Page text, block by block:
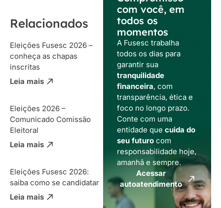
Relacionados
Eleições Fusesc 2026 –
conheça as chapas
inscritas
Leia mais
Eleições 2026 –
Comunicado Comissão
Eleitoral
Leia mais
Eleições Fusesc 2026:
saiba como se candidatar
Leia mais
com você, em
todos os
momentos
A Fusesc trabalha
todos os dias para
garantir sua
tranquilidade
financeira, com
transparência, ética e
foco no longo prazo.
Conte com uma
entidade que cuida do
seu futurocom
responsabilidade hoje,
amanhã e sempre.
Acessar
autoatendimento